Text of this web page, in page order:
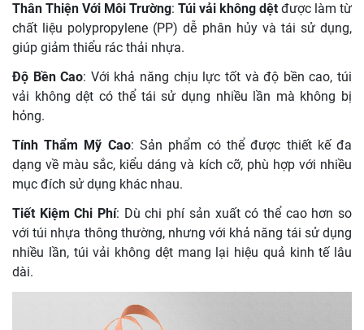
Thân Thiện Với Môi Trường: Túi vải không dệt được làm từ
chất liệu polypropylene (PP) dễ phân hủy và tái sử dụng,
giúp giảm thiểu rác thải nhựa.
Độ Bền Cao: Với khả năng chịu lực tốt và độ bền cao, túi
vải không dệt có thể tái sử dụng nhiều lần mà không bị
hỏng.
Tính Thẩm Mỹ Cao: Sản phẩm có thể được thiết kế đa
dạng về màu sắc, kiểu dáng và kích cỡ, phù hợp với nhiều
mục đích sử dụng khác nhau.
Tiết Kiệm Chi Phí: Dù chi phí sản xuất có thể cao hơn so
với túi nhựa thông thường, nhưng với khả năng tái sử dụng
nhiều lần, túi vải không dệt mang lại hiệu quả kinh tế lâu
dài.